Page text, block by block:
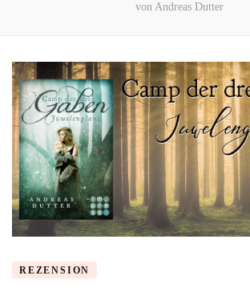
von Andreas Dutter
REZENSION